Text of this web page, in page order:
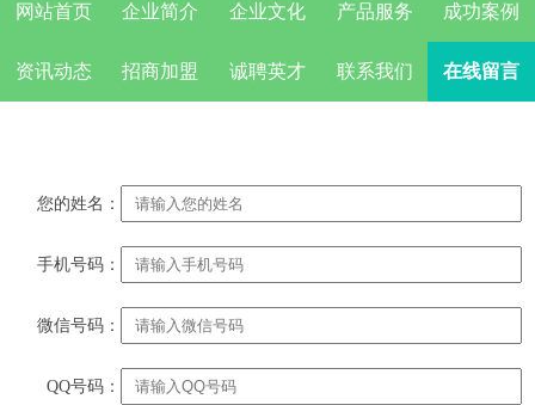
网站首页 企业简介 企业文化 产品服务 成功案例
资讯动态 招商加盟 诚聘英才 联系我们 在线留言
您的姓名：
手机号码：
微信号码：
QQ号码：